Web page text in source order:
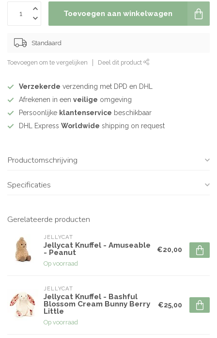
Toevoegen aan winkelwagen
Standaard
Toevoegen om te vergelijken Deel dit product
Verzekerde verzending met DPD en DHL
Afrekenen in een veilige omgeving
Persoonlijke klantenservice beschikbaar
DHL Express Worldwide shipping on request
Productomschrijving
Specificaties
Gerelateerde producten
JELLYCAT
Jellycat Knuffel - Amuseable
- Peanut
Op voorraad
€20,00
JELLYCAT
Jellycat Knuffel - Bashful
Blossom Cream Bunny Berry
Little
Op voorraad
€25,00